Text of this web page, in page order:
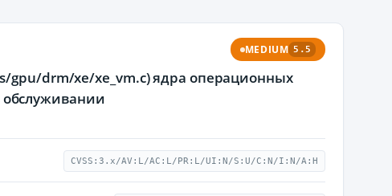
MEDIUM 5.5
gpu/drm/xe/xe_vm.c) ядра операционных
CVSS:3.x/AV:L/AC:L/PR:L/UI:N/S:U/C:N/I:N/A:H